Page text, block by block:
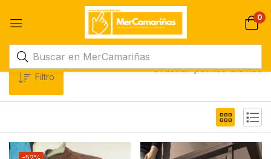
0
Filtro
Ordenar por los últimos